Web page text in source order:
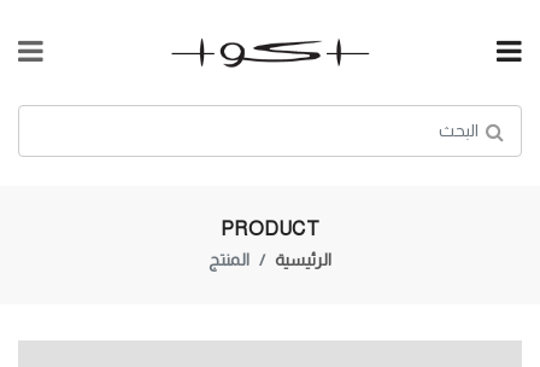
PRODUCT
الرئيسية المنتج